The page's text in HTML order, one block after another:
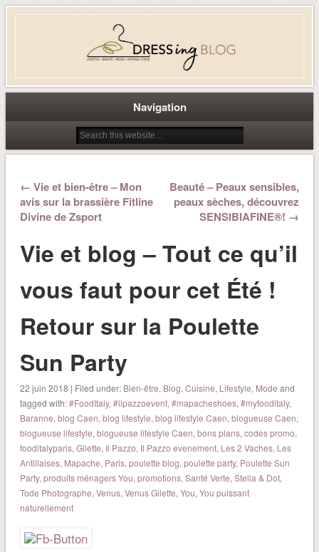
Dress-ing – Blog lifestyle beauté
mode à Caen
Navigation
← Vie et bien-être – Mon
avis sur la brassière Fitline
Divine de Zsport
Beauté – Peaux sensibles,
peaux sèches, découvrez
SENSIBIAFINE®! →
Vie et blog – Tout ce qu’il
vous faut pour cet Été !
Retour sur la Poulette
Sun Party
22 juin 2018 | Filed under: Bien-être, Blog, Cuisine, Lifestyle, Mode and
tagged with:#FoodItaly, #ilpazzoevent, #mapacheshoes, #myfooditaly,
Baranne, blog Caen, blog lifestyle, blog lifestyle Caen, blogueuse Caen,
blogueuse lifestyle, blogueuse lifestyle Caen, bons plans, codes promo,
fooditalyparis, Gilette, Il Pazzo, Il Pazzo evenement, Les 2 Vaches, Les
Antillaises, Mapache, Paris, poulette blog, poulette party, Poulette Sun
Party, produits ménagers You, promotions, Santé Verte, Stella & Dot,
Tode Photographe, Venus, Venus Gilette, You, You puissant
naturellement